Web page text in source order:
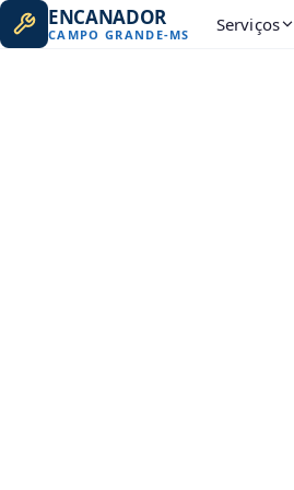
ENCANADOR
CAMPO GRANDE-MS Serviços